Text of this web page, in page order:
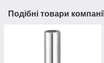
Подібні товари